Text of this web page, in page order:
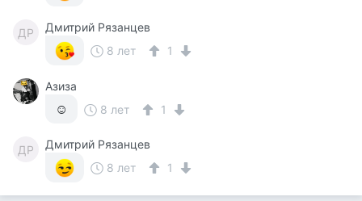
ДР
Дмитрий Рязанцев
8 лет
1
Азиза
☺ 8 лет 1
ДР
Дмитрий Рязанцев
8 лет
1